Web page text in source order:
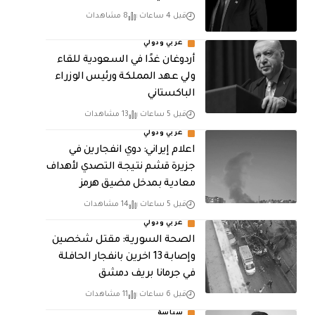
قبل 4 ساعات 8 مشاهدات
عربي ودولي
أردوغان غدًا في السعودية للقاء
ولي عهد المملكة ورئيس الوزراء
الباكستاني
قبل 5 ساعات 13 مشاهدات
عربي ودولي
اعلام إيراني: دوي انفجارين في
جزيرة قشم نتيجة التصدي لأهداف
معادية بمدخل مضيق هرمز
قبل 5 ساعات 14 مشاهدات
عربي ودولي
الصحة السورية: مقتل شخصين
وإصابة 13 اخرين بانفجار الحافلة
في جرمانا بريف دمشق
قبل 6 ساعات 11 مشاهدات
سياسة